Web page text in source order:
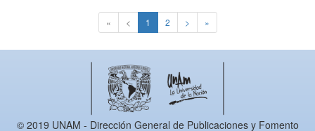
« < 1 2 > »
© 2019 UNAM - Dirección General de Publicaciones y Fomento